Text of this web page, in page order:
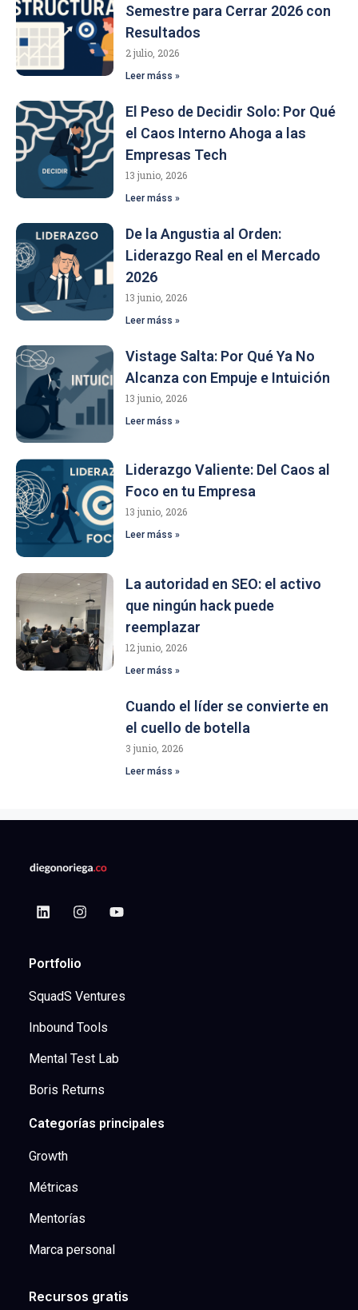
Semestre para Cerrar 2026 con
Resultados
2 julio, 2026
Leer máss »
El Peso de Decidir Solo: Por Qué
el Caos Interno Ahoga a las
Empresas Tech
13 junio, 2026
Leer máss »
De la Angustia al Orden:
Liderazgo Real en el Mercado
2026
13 junio, 2026
Leer máss »
Vistage Salta: Por Qué Ya No
Alcanza con Empuje e Intuición
13 junio, 2026
Leer máss »
Liderazgo Valiente: Del Caos al
Foco en tu Empresa
13 junio, 2026
Leer máss »
La autoridad en SEO: el activo
que ningún hack puede
reemplazar
12 junio, 2026
Leer máss »
Cuando el líder se convierte en
el cuello de botella
3 junio, 2026
Leer máss »
Portfolio
SquadS Ventures
Inbound Tools
Mental Test Lab
Boris Returns
Categorías principales
Growth
Métricas
Mentorías
Marca personal
Recursos gratis